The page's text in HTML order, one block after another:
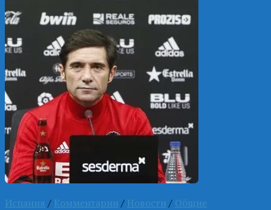
Испания / Комментарии / Новости / Общие